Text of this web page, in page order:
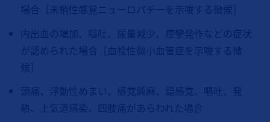
場合［末梢性感覚ニューロパチーを示唆する徴候］
内出血の増加、嘔吐、尿量減少、痙攣発作などの症状
が認められた場合［血栓性微小血管症を示唆する徴
候］
頭痛、浮動性めまい、感覚鈍麻、錯感覚、嘔吐、発
熱、上気道感染、四肢痛があらわれた場合